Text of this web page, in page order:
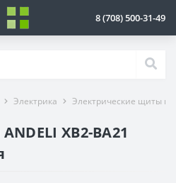
8 (708) 500-31-49
Электрика Электрические щиты и
ХВ2-ВА21